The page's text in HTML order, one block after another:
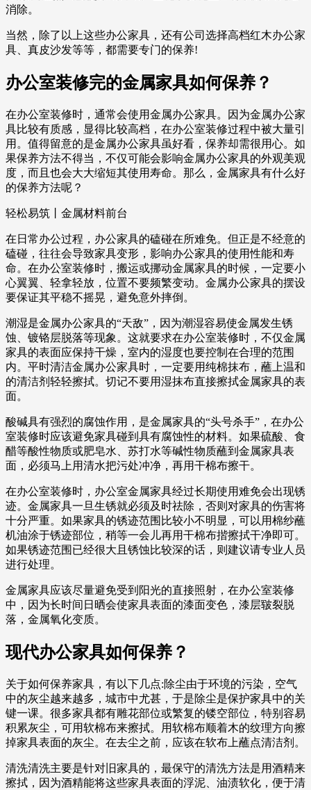
消除。
当然，除了以上这些办公家具，还有公司选择高档红木办公家
具、真皮沙发等等，都需要专门的保养!
办公室装修完的金属家具如何保养？
在办公室装修时，通常会使用金属办公家具。因为金属办公家
具比较有质感，显得比较高档，在办公室装修过程中被大量引
用。值得留意的是金属办公家具虽好看，保养却需很用心。如
果保养方法不得当，不仅可能会影响金属办公家具的外观美观
度，而且也会大大缩短其使用寿命。那么，金属家具有什么好
的保养方法呢？
轻松易筑丨金属材料前台
在日常办公过程，办公家具的磕碰在所难免。但正是不经意的
磕碰，往往会导致家具变形，影响办公家具的使用性能和寿
命。在办公室装修时，搬运或挪动金属家具的时候，一定要小
心翼翼、轻拿轻放，位置不要频繁变动。金属办公家具的摆设
要保证其平稳不摇晃，避免意外摔倒。
潮湿是金属办公家具的“天敌”，因为潮湿容易使金属发生锈
蚀、镀铬层脱落等现象。这就要求在办公室装修时，不仅金属
家具的表面应保持干燥，室内的湿度也要控制在合理的范围
内。平时清洁金属办公家具时，一定要用纯棉抹布，蘸上温和
的清洁剂轻轻擦拭。切记不要用湿抹布直接擦拭金属家具的表
面。
酸碱具有强烈的腐蚀作用，是金属家具的“头号杀手”，在办公
室装修时应该避免家具碰到具有腐蚀性的材料。如果硫酸、食
醋等酸性物质或肥皂水、苏打水等碱性物质蘸到金属家具表
面，必须马上用清水把污处冲净，再用干棉布擦干。
在办公室装修时，办公室金属家具经过长期使用难免会出现锈
迹。金属家具一旦生锈就必须及时祛除，否则对家具的伤害将
十分严重。如果家具的锈迹范围比较小不明显，可以用棉纱蘸
机油涂于锈迹部位，稍等一会儿再用干棉布揩擦拭干净即可。
如果锈迹范围已经很大且锈蚀比较深的话，则建议请专业人员
进行处理。
金属家具应该尽量避免受到阳光的直接照射，在办公室装修
中，因为长时间日晒会使家具表面的漆面变色，漆层皲裂脱
落，金属氧化变质。
现代办公家具如何保养？
关于如何保养家具，有以下几点:除尘由于环境的污染，空气
中的灰尘越来越多，城市中尤甚，于是除尘是保护家具中的关
键一课。很多家具都有雕花部位或繁复的镂空部位，特别容易
积累灰尘，可用软棉布来擦拭。用软棉布顺着木的纹理方向擦
掉家具表面的灰尘。在去尘之前，应该在软布上蘸点清洁剂。
清洗清洗主要是针对旧家具的，最保守的清洗方法是用酒精来
擦拭，因为酒精能将这些家具表面的浮泥、油渍软化，便于清